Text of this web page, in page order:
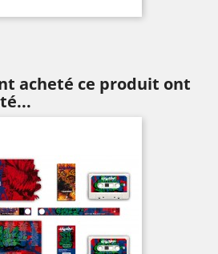
acheté ce produit ont